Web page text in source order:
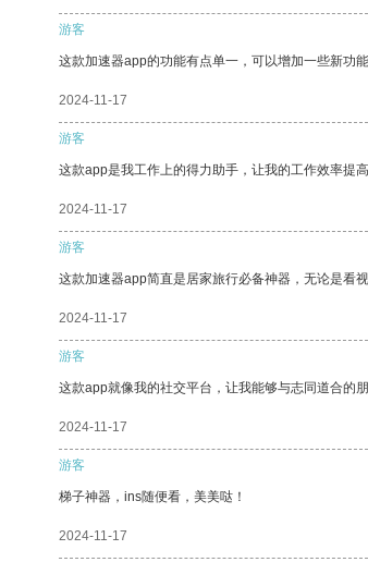
游客
这款加速器app的功能有点单一，可以增加一些新功
2024-11-17
游客
这款app是我工作上的得力助手，让我的工作效率提
2024-11-17
游客
这款加速器app简直是居家旅行必备神器，无论是看
2024-11-17
游客
这款app就像我的社交平台，让我能够与志同道合的朋
2024-11-17
游客
梯子神器，ins随便看，美美哒！
2024-11-17